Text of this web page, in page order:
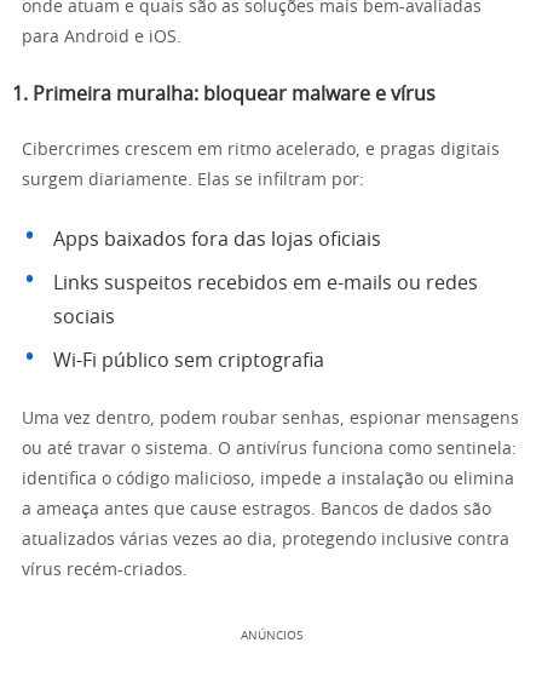
onde atuam e quais são as soluções mais bem-avaliadas
para Android e iOS.
1. Primeira muralha: bloquear malware e vírus
Cibercrimes crescem em ritmo acelerado, e pragas digitais
surgem diariamente. Elas se infiltram por:
Apps baixados fora das lojas oficiais
Links suspeitos recebidos em e-mails ou redes
sociais
Wi-Fi público sem criptografia
Uma vez dentro, podem roubar senhas, espionar mensagens
ou até travar o sistema. O antivírus funciona como sentinela:
identifica o código malicioso, impede a instalação ou elimina
a ameaça antes que cause estragos. Bancos de dados são
atualizados várias vezes ao dia, protegendo inclusive contra
vírus recém-criados.
ANÚNCIOS